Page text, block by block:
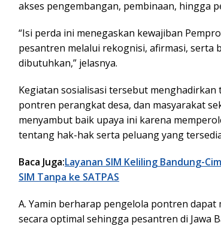
akses pengembangan, pembinaan, hingga
“Isi perda ini menegaskan kewajiban
pesantren melalui rekognisi, afirmasi, serta
dibutuhkan,” jelasnya.
Kegiatan sosialisasi tersebut
pontren perangkat desa, dan masyarakat
menyambut baik upaya ini karena
tentang hak-hak serta peluang yang
Baca Juga:Layanan SIM Keliling Bandung-
SIM Tanpa ke SATPAS
A. Yamin berharap pengelola pontren dapat
secara optimal sehingga pesantren di Jawa